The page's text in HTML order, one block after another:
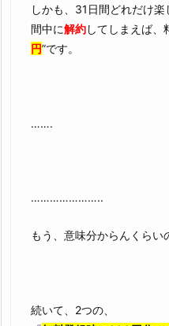
しかも、31日間どれだけ
間中に解約してしまえば、
円”です。
…….
…………………..
もう、意味分からんくらい
続いて、2つの、